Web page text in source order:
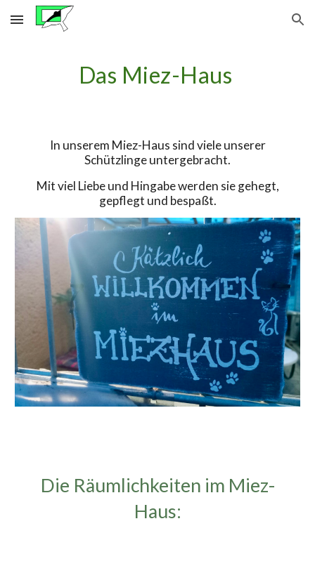
Skip to main content Skip to navigation
Das Miez-Haus
In unserem Miez-Haus sind viele unserer
Schützlinge untergebracht.
Mit viel Liebe und Hingabe werden sie gehegt,
gepflegt und bespaßt.
Die Räumlichkeiten im Miez-
Haus: